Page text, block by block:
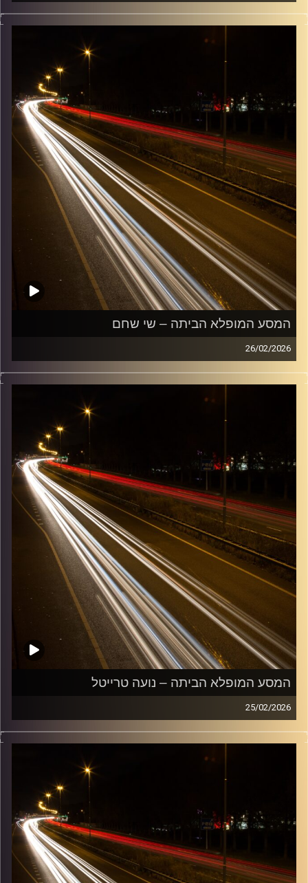
מוזיקה שתלווה אותנו אחרי יום עבודה ארוך ותחזיר אותנו
הביתה בשלום עם נועה טרייטל
קרדיט תמונות:
המסע המופלא הביתה – שי שחם
26/02/2026
מוזיקה שתלווה אותנו אחרי יום עבודה ארוך ותחזיר אותנו
הביתה בשלום עם שי שחם
קרדיט תמונות:
המסע המופלא הביתה – נועה טרייטל
25/02/2026
מוזיקה שתלווה אותנו אחרי יום עבודה ארוך ותחזיר אותנו
הביתה בשלום עם נועה טרייטל
קרדיט תמונות: